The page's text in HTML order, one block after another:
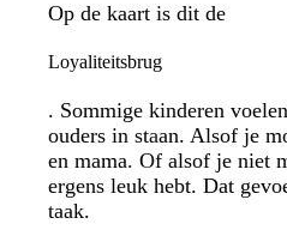
Op de kaart is dit de
Loyaliteitsbrug
. Sommige kinderen
ouders in staan. Alsof je
en mama. Of alsof je niet
ergens leuk hebt. Dat
taak.